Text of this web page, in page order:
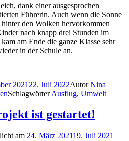
dank einer ausgesprochen
Führerin. Auch wenn die Sonne
den Wolken hervorkommen
nach knapp drei Stunden im
am Ende die ganze Klasse sehr
in der Schule an.
2021 22. Juli 2022AutorNina
SchlagwörterAusflug, Umwelt
ist gestartet!
am 24. März 202119. Juli 2021